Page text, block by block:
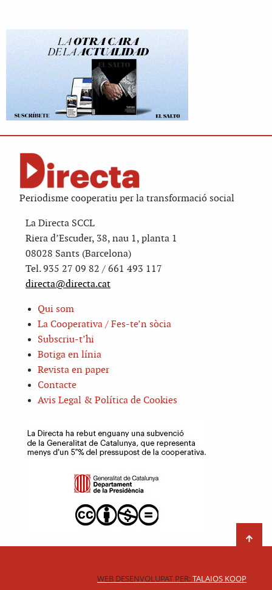
Periodisme cooperatiu per la transformació social
La Directa SCCL
Riera d’Escuder, 38, nau 1, planta 1
08028 Sants (Barcelona)
Tel. 935 27 09 82 / 661 493 117
directa@directa.cat
Qui som
La Cooperativa / Fes-te’n sòcia
Subscriu-t’hi
Botiga en línia
Revista en paper
Contacte
Avis Legal & Política de Cookies
WEB DESENVOLUPAT PER:TALAIOS KOOP